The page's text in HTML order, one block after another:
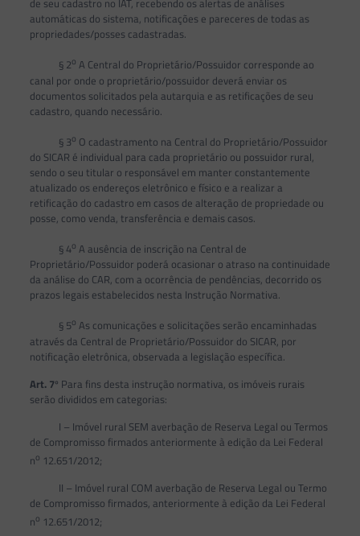
de seu cadastro no IAT, recebendo os alertas de análises
automáticas do sistema, notificações e pareceres de todas as
propriedades/posses cadastradas.
§ 2o A Central do Proprietário/Possuidor corresponde ao
canal por onde o proprietário/possuidor deverá enviar os
documentos solicitados pela autarquia e as retificações de seu
cadastro, quando necessário.
§ 3o O cadastramento na Central do Proprietário/Possuidor
do SICAR é individual para cada proprietário ou possuidor rural,
sendo o seu titular o responsável em manter constantemente
atualizado os endereços eletrônico e físico e a realizar a
retificação do cadastro em casos de alteração de propriedade ou
posse, como venda, transferência e demais casos.
§ 4o A ausência de inscrição na Central de
Proprietário/Possuidor poderá ocasionar o atraso na continuidade
da análise do CAR, com a ocorrência de pendências, decorrido os
prazos legais estabelecidos nesta Instrução Normativa.
§ 5o As comunicações e solicitações serão encaminhadas
através da Central de Proprietário/Possuidor do SICAR, por
notificação eletrônica, observada a legislação específica.
Art. 7º Para fins desta instrução normativa, os imóveis rurais
serão divididos em categorias:
I – Imóvel rural SEM averbação de Reserva Legal ou Termos
de Compromisso firmados anteriormente à edição da Lei Federal
no 12.651/2012;
II – Imóvel rural COM averbação de Reserva Legal ou Termo
de Compromisso firmados, anteriormente à edição da Lei Federal
no 12.651/2012;